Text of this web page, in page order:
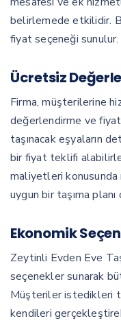
belirlemede etkilidir.
fiyat seçeneği sunulur.
Ücretsiz
Firma, müşterilerine
değerlendirme ve
taşınacak eşyaların
bir fiyat teklifi
maliyetleri
uygun bir taşıma
Ekonomik
Zeytinli Evden Eve
seçenekler sunarak
Müşteriler istedikleri
kendileri